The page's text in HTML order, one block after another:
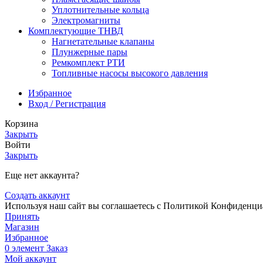
Уплотнительные кольца
Электромагниты
Комплектующие ТНВД
Нагнетательные клапаны
Плунжерные пары
Ремкомплект РТИ
Топливные насосы высокого давления
Избранное
Вход / Регистрация
Корзина
Закрыть
Войти
Закрыть
Еще нет аккаунта?
Создать аккаунт
Используя наш сайт вы соглашаетесь с Политикой
Принять
Магазин
Избранное
0 элемент Заказ
Мой аккаунт